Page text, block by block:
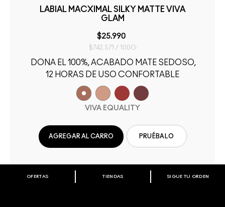
LABIAL MACXIMAL SILKY MATTE VIVA
GLAM
$25.990
$742.571 / 100G
12 HORAS DE USO CONFORTABLE
VIVA EQUALITY
AGREGAR AL CARRO PRUÉBALO
BIENVENIDO A M·A·C COSMETICS
OFERTAS TIENDAS SIGUE TU ORDEN